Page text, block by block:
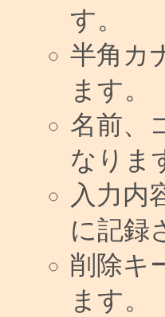
す。
半角カ
ます。
名前、
なりま
入力内
に記録
削除キ
ます。